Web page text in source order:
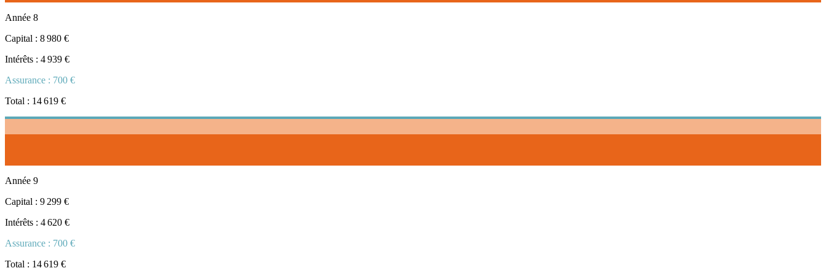
Année 8
Capital : 8 980 €
Intérêts : 4 939 €
Assurance : 700 €
Total : 14 619 €
Année 9
Capital : 9 299 €
Intérêts : 4 620 €
Assurance : 700 €
Total : 14 619 €